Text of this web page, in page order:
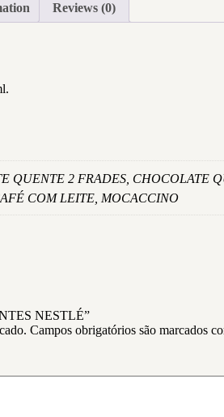
Reviews (0)
QUENTE 2 FRADES, CHOCOLATE
COM LEITE, MOCACCINO
NESTLÉ”
Campos obrigatórios são marcados